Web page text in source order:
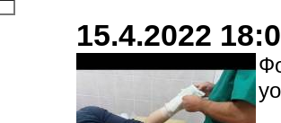
15.4.2022